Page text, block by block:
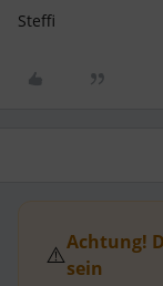
Steffi
⚠️Achtung!
sein